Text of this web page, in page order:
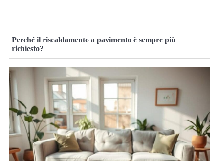
Perché il riscaldamento a pavimento è sempre più
richiesto?